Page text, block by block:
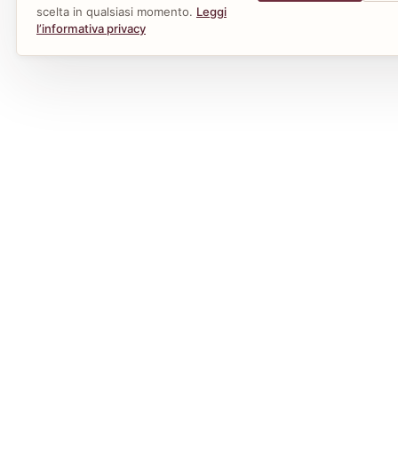
scelta in qualsiasi momento. Leggi
l’informativa privacy